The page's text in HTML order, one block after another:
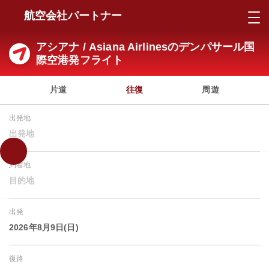
航空会社パートナー
アシアナ / Asiana Airlinesのデンパサール国
際空港発フライト
片道 往復 周遊
出発地
出発地
到着地
目的地
出発
2026年8月9日(日)
復路